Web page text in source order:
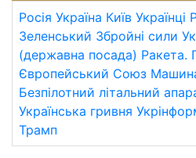
Росія Україна Київ Українці
Зеленський Збройні сили
(державна посада) Ракета.
Європейський Союз
Безпілотний літальний
Українська гривня
Трамп